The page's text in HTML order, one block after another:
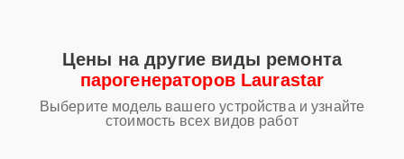
Цены на другие виды ремонта
парогенераторов Laurastar
Выберите модель вашего устройства и узнайте
стоимость всех видов работ